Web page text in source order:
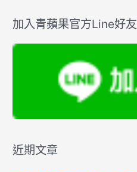
加入青蘋果官方Line好友
近期文章